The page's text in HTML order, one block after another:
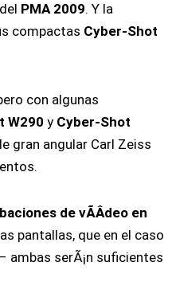
PMA 2009. Y la
compactas Cyber-Shot
con algunas
W290 yCyber-Shot
gran angular Carl Zeiss
de vÃ­Â­deo en
pantallas, que en el caso
ambas serÃ¡n suficientes